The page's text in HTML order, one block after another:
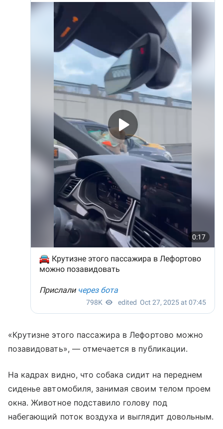
«Крутизне этого пассажира в Лефортово можно
позавидовать», — отмечается в публикации.
На кадрах видно, что собака сидит на переднем
сиденье автомобиля, занимая своим телом проем
окна. Животное подставило голову под
набегающий поток воздуха и выглядит довольным.